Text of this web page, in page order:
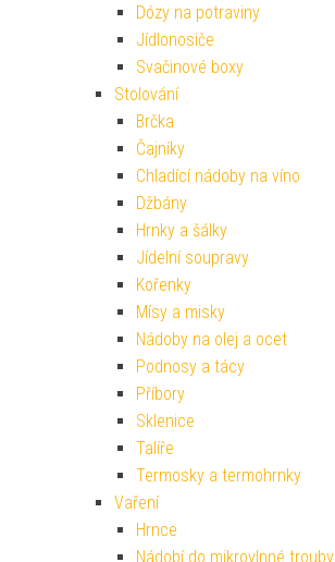
Dózy na potraviny
Jídlonosiče
Svačinové boxy
Stolování
Brčka
Čajníky
Chladící nádoby na víno
Džbány
Hrnky a šálky
Jídelní soupravy
Kořenky
Mísy a misky
Nádoby na olej a ocet
Podnosy a tácy
Příbory
Sklenice
Talíře
Termosky a termohrnky
Vaření
Hrnce
Nádobí do mikrovlnné trouby